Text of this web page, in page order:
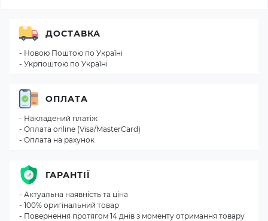
ДОСТАВКА
- Новою Поштою по Україні
- Укрпоштою по Україні
ОПЛАТА
- Накладений платіж
- Оплата online (Visa/MasterCard)
- Оплата на рахунок
ГАРАНТІЇ
- Актуальна наявність та ціна
- 100% оригінальний товар
- Повернення протягом 14 днів з моменту отримання товару